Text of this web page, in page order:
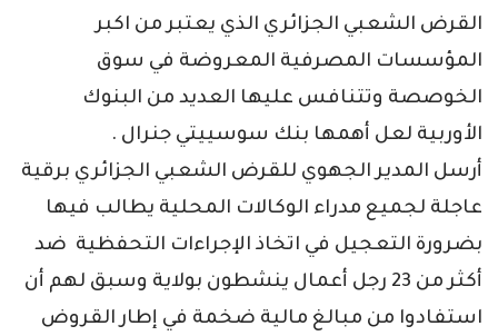
القرض الشعبي الجزائري الذي يعتبر من اكبر
المؤسسات المصرفية المعروضة في سوق
الخوصصة وتتنافس عليها العديد من البنوك
الأوربية لعل أهمها بنك سوسييتي جنرال .
أرسل المدير الجهوي للقرض الشعبي الجزائري برقية
عاجلة لجميع مدراء الوكالات المحلية يطالب فيها
بضرورة التعجيل في اتخاذ الإجراءات التحفظية ضد
أكثر من 23 رجل أعمال ينشطون بولاية وسبق لهم أن
استفادوا من مبالغ مالية ضخمة في إطار القروض